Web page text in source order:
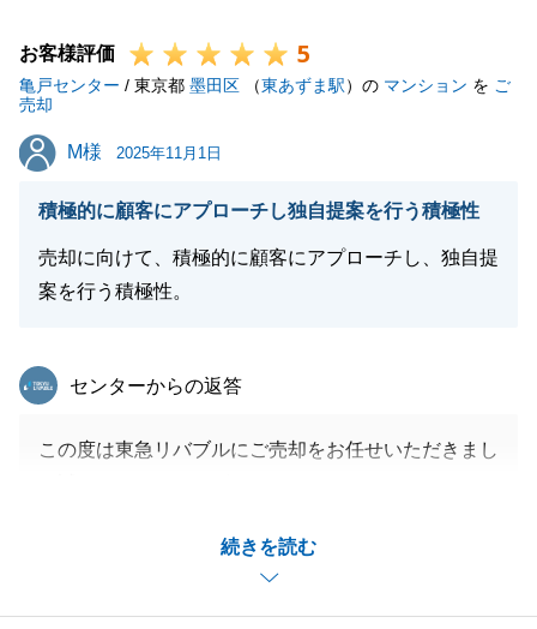
お客様評価 5
亀戸センター / 東京都 墨田区 （東あずま駅）の マンション を ご
売却
M様
M様 2025年11月1日
積極的に顧客にアプローチし独自提案を行う積極性
売却に向けて、積極的に顧客にアプローチし、独自提
案を行う積極性。
続きを読む
東急リバブル
センターからの返答
この度は東急リバブルにご売却をお任せいただきまし
持っていただきご売却できたこと大変うれしく思いま
今後とも、不動産に関するご相談や税金の相談等ござ